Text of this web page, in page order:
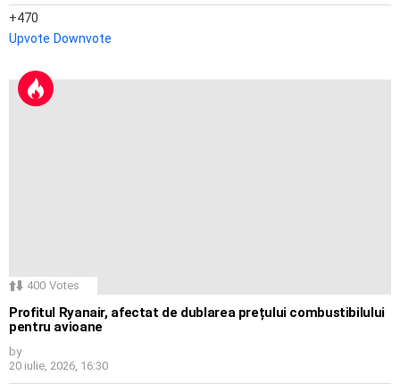
470
Upvote Downvote
400 Votes
Profitul Ryanair, afectat de dublarea prețului combustibilului
pentru avioane
by
20 iulie, 2026, 16:30